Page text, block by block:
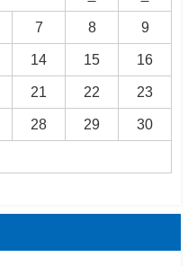
7 8 9
14 15 16
21 22 23
28 29 30